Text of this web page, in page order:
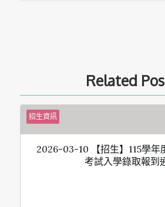
Related
招生資訊
2026-03-10 【招生】115學年
考試入學錄取報到